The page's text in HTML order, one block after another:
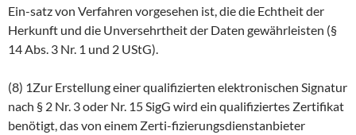
Ein-satz von Verfahren vorgesehen ist, die die Echtheit der
Herkunft und die Unversehrtheit der Daten gewährleisten (§
14 Abs. 3 Nr. 1 und 2 UStG).
(8) 1Zur Erstellung einer qualifizierten elektronischen Signatur
nach § 2 Nr. 3 oder Nr. 15 SigG wird ein qualifiziertes Zertifikat
benötigt, das von einem Zerti-fizierungsdienstanbieter